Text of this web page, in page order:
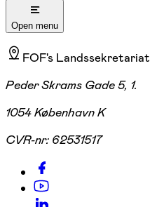
Open menu
FOF's Landssekretariat
Peder Skrams Gade 5, 1.
1054 København K
CVR-nr: 62531517